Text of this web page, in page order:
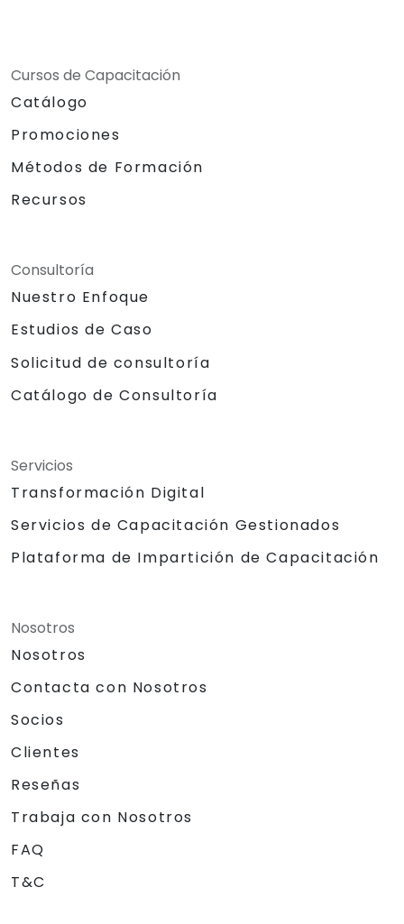
Cursos de Capacitación
Catálogo
Promociones
Métodos de Formación
Recursos
Consultoría
Nuestro Enfoque
Estudios de Caso
Solicitud de consultoría
Catálogo de Consultoría
Servicios
Transformación Digital
Servicios de Capacitación Gestionados
Plataforma de Impartición de Capacitación
Nosotros
Nosotros
Contacta con Nosotros
Socios
Clientes
Reseñas
Trabaja con Nosotros
FAQ
T&C